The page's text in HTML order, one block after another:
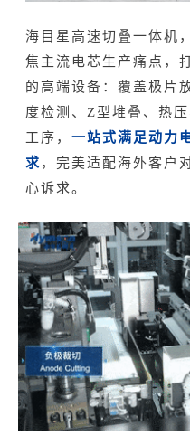
海目星高速切叠一体机
焦主流电芯生产痛点，
的高端设备：覆盖极片
度检测、Z型堆叠、热
工序， 一站式满足动力
求，完美适配海外客户
心诉求。